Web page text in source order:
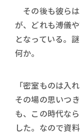
その後も彼ら
が、どれも溥儀
となっている。
何か。
「密室ものは入
その場の思いつ
も、この時代な
した。なので資